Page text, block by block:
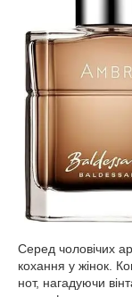
Серед чоловічих
кохання у жінок.
нот, нагадуючи